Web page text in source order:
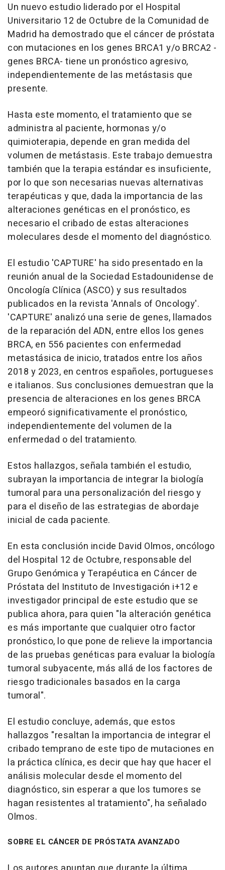
Un nuevo estudio liderado por el Hospital
Universitario 12 de Octubre de la Comunidad de
Madrid ha demostrado que el cáncer de próstata
con mutaciones en los genes BRCA1 y/o BRCA2 -
genes BRCA- tiene un pronóstico agresivo,
independientemente de las metástasis que
presente.
Hasta este momento, el tratamiento que se
administra al paciente, hormonas y/o
quimioterapia, depende en gran medida del
volumen de metástasis. Este trabajo demuestra
también que la terapia estándar es insuficiente,
por lo que son necesarias nuevas alternativas
terapéuticas y que, dada la importancia de las
alteraciones genéticas en el pronóstico, es
necesario el cribado de estas alteraciones
moleculares desde el momento del diagnóstico.
El estudio 'CAPTURE' ha sido presentado en la
reunión anual de la Sociedad Estadounidense de
Oncología Clínica (ASCO) y sus resultados
publicados en la revista 'Annals of Oncology'.
'CAPTURE' analizó una serie de genes, llamados
de la reparación del ADN, entre ellos los genes
BRCA, en 556 pacientes con enfermedad
metastásica de inicio, tratados entre los años
2018 y 2023, en centros españoles, portugueses
e italianos. Sus conclusiones demuestran que la
presencia de alteraciones en los genes BRCA
empeoró significativamente el pronóstico,
independientemente del volumen de la
enfermedad o del tratamiento.
Estos hallazgos, señala también el estudio,
subrayan la importancia de integrar la biología
tumoral para una personalización del riesgo y
para el diseño de las estrategias de abordaje
inicial de cada paciente.
En esta conclusión incide David Olmos, oncólogo
del Hospital 12 de Octubre, responsable del
Grupo Genómica y Terapéutica en Cáncer de
Próstata del Instituto de Investigación i+12 e
investigador principal de este estudio que se
publica ahora, para quien "la alteración genética
es más importante que cualquier otro factor
pronóstico, lo que pone de relieve la importancia
de las pruebas genéticas para evaluar la biología
tumoral subyacente, más allá de los factores de
riesgo tradicionales basados en la carga
tumoral".
El estudio concluye, además, que estos
hallazgos "resaltan la importancia de integrar el
cribado temprano de este tipo de mutaciones en
la práctica clínica, es decir que hay que hacer el
análisis molecular desde el momento del
diagnóstico, sin esperar a que los tumores se
hagan resistentes al tratamiento", ha señalado
Olmos.
SOBRE EL CÁNCER DE PRÓSTATA AVANZADO